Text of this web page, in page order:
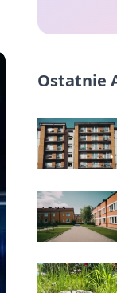
Ostatnie